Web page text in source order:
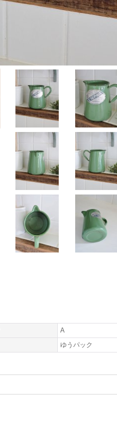
A
ゆうパック